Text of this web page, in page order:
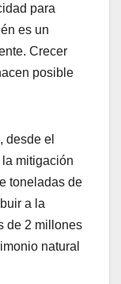
para
es un
Crecer
posible
desde el
mitigación
toneladas de
a la
de 2 millones
natural